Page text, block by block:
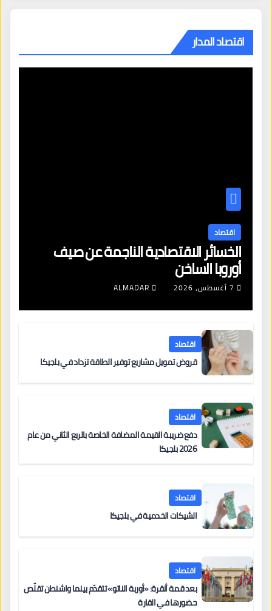
اقتصاد المدار
اقتصاد
الخسائر الاقتصادية الناجمة عن صيف
أوروبا الساخن
7 أغسطس، 2026 ALMADAR
اقتصاد
قروض تمويل مشاريع توفير الطاقة تزداد في بلجيكا
اقتصاد
دفع ضريبة القيمة المضافة الخاصة بالربع الثاني من عام
2026 بلجيكا
اقتصاد
الشيكات الخدمية في بلجيكا
اقتصاد
بعد قمة أنقرة: «أوربة الناتو» تتقدّم بينما واشنطن تقلّص
حضورها في القارة